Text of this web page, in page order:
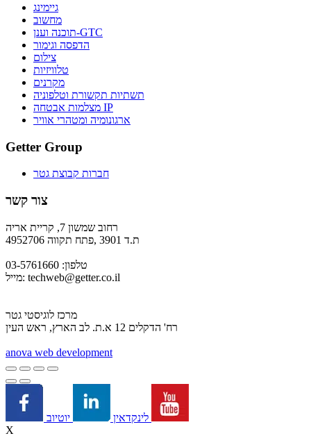
גיימינג
מחשוב
תוכנה וענן-GTC
הדפסה וגימור
צילום
טלוויזיות
מקרנים
תשתיות תקשורת וטלפוניה
מצלמות אבטחה IP
ארגונומיה ומטהרי אוויר
Getter Group
חברות קבוצת גטר
צור קשר
רחוב שמשון 7, קריית אריה
ת.ד 3901 ,פתח תקווה 4952706
טלפון: 03-5761660
מייל: techweb@getter.co.il
מרכז לוגיסטי גטר
רח' הדקלים 12 א.ת. לב הארץ, ראש העין
anova web development
לינקדאין
X